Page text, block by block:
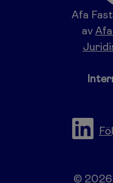
Afa
av
© 2026